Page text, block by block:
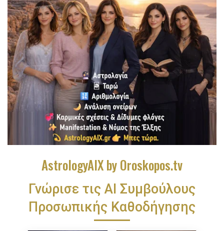
AstrologyAIX by Oroskopos.tv
Γνώρισε τις ΑΙ Συμβούλους
Προσωπικής Καθοδήγησης